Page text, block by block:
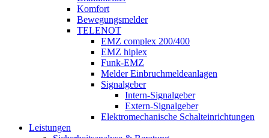
Komfort
Bewegungsmelder
TELENOT
EMZ complex 200/400
EMZ hiplex
Funk-EMZ
Melder Einbruchmeldeanlagen
Signalgeber
Intern-Signalgeber
Extern-Signalgeber
Elektromechanische Schalteinrichtungen
Leistungen